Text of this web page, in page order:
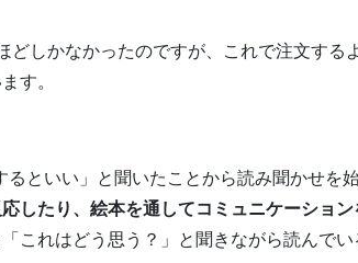
どしかなかったのですが、これで注文する
す。
るといい」と聞いたことから読み聞かせを
したり、絵本を通してコミュニケーショ
これはどう思う？」と聞きながら読んでい